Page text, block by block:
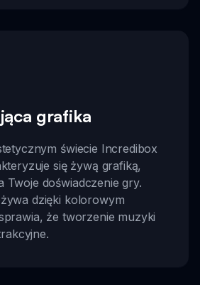
grafika
świecie Incredibox
się żywą grafiką,
Twoje doświadczenie gry.
dzięki kolorowym
że tworzenie muzyki